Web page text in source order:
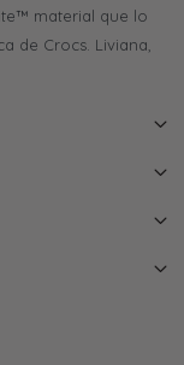
material que lo
de Crocs. Liviana,